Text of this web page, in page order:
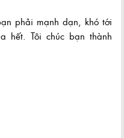
phải mạnh dạn, khó tới
hết. Tôi chúc bạn thành